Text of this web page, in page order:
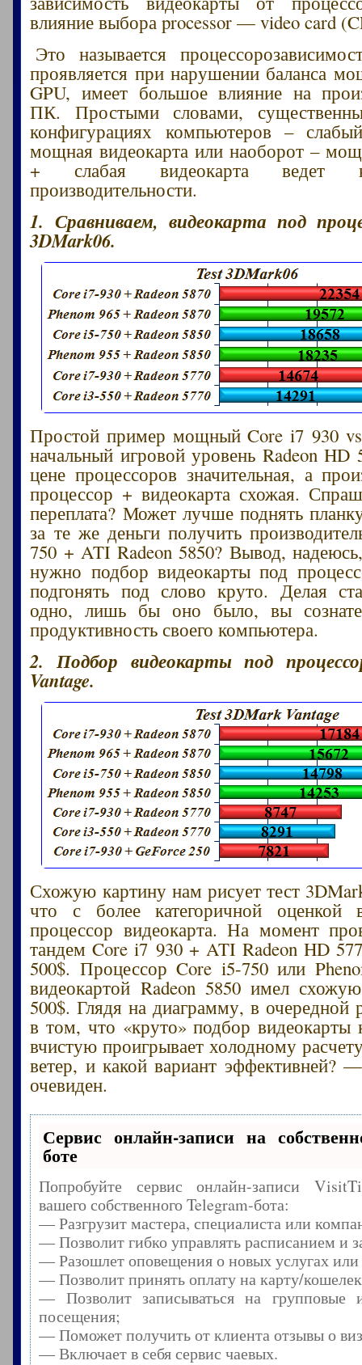
влияние выбора processor — video card
Это называется
проявляется при нарушении баланса
GPU, имеет большое влияние на
ПК. Простыми словами,
конфигурациях компьютеров –
мощная видеокарта или наоборот –
+ слабая видеокарта ведет
производительности.
1. Сравниваем, видеокарта под
3DMark06.
Простой пример мощный Core i7 930
начальный игровой уровень Radeon HD
цене процессоров значительная, а
процессор + видеокарта схожая.
переплата? Может лучше поднять
за те же деньги получить
750 + ATI Radeon 5850? Вывод,
нужно подбор видеокарты под
подгонять под слово круто. Делая
одно, лишь бы оно было, вы
продуктивность своего компьютера.
2. Подбор видеокарты под
Vantage.
Схожую картину нам рисует тест
что с более категоричной оценкой
процессор видеокарта. На момент
тандем Core i7 930 + ATI Radeon HD
500$. Процессор Core i5-750 или
видеокартой Radeon 5850 имел
500$. Глядя на диаграмму, в очередной
в том, что «круто» подбор видеокарты
вчистую проигрывает холодному
ветер, и какой вариант эффективней?
очевиден.
Сервис онлайн-записи на
боте
Попробуйте сервис онлайн-записи
вашего собственного Telegram-бота:
— Разгрузит мастера, специалиста или
— Позволит гибко управлять расписанием и
— Разошлет оповещения о новых услугах
— Позволит принять оплату на карту/
— Позволит записываться на групповые
посещения;
— Поможет получить от клиента отзывы о
— Включает в себя сервис чаевых.